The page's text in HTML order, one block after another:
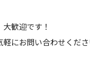
歓迎です！
にお問い合わせくださ